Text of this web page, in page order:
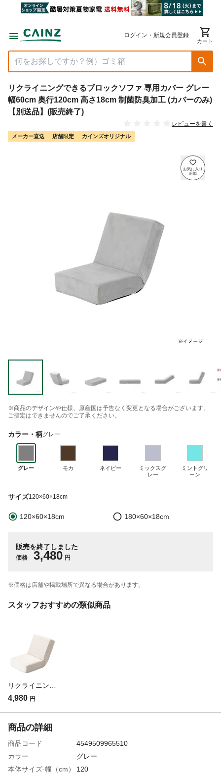
ログイン・新規会員登録
カート
リクライニングできるブロックソファ 専用カバー グレー
幅60cm 奥行120cm 高さ18cm 制菌防臭加工 (カバーのみ)
【別送品】(販売終了)
レビューを書く
メーカー直送 店舗限定 カインズオリジナル
※商品のデザインや仕様、原産国は予告なく変更となる場合がございます。
ご指定はできませんのでご了承ください。
カラー・柄グレー
グレー モカ ネイビー
ミックスグ
レー
ミントグリ
ーン
サイズ120×60×18cm
120×60×18cm 180×60×18cm
販売を終了しました
価格 3,480 円
※価格は​店舗や​掲載場所で​異なる​場合が​あります。
スタッフおすすめの類似商品
4,980 円
商品の詳細
商品コード
4549509965510
カラー
グレー
本体サイズ-幅（cm）
120